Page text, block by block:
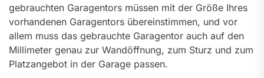
gebrauchten Garagentors müssen mit der Größe Ihres
vorhandenen Garagentors übereinstimmen, und vor
allem muss das gebrauchte Garagentor auch auf den
Millimeter genau zur Wandöffnung, zum Sturz und zum
Platzangebot in der Garage passen.